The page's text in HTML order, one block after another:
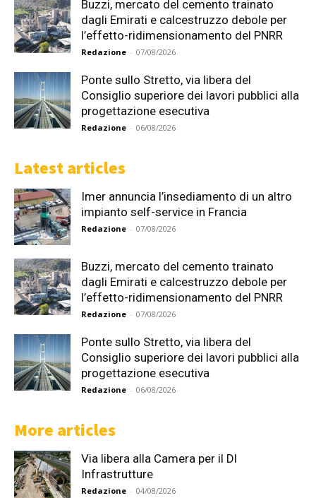
Buzzi, mercato del cemento trainato
dagli Emirati e calcestruzzo debole per
l’effetto-ridimensionamento del PNRR
Redazione - 07/08/2026
Ponte sullo Stretto, via libera del
Consiglio superiore dei lavori pubblici alla
progettazione esecutiva
Redazione - 06/08/2026
Latest articles
Imer annuncia l’insediamento di un altro
impianto self-service in Francia
Redazione - 07/08/2026
Buzzi, mercato del cemento trainato
dagli Emirati e calcestruzzo debole per
l’effetto-ridimensionamento del PNRR
Redazione - 07/08/2026
Ponte sullo Stretto, via libera del
Consiglio superiore dei lavori pubblici alla
progettazione esecutiva
Redazione - 06/08/2026
More articles
Via libera alla Camera per il Dl
Infrastrutture
Redazione - 04/08/2026